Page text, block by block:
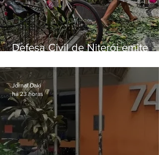
Defesa Civil de Niterói emite
sexta-feira (07)
Jornal Daki
há 23 horas